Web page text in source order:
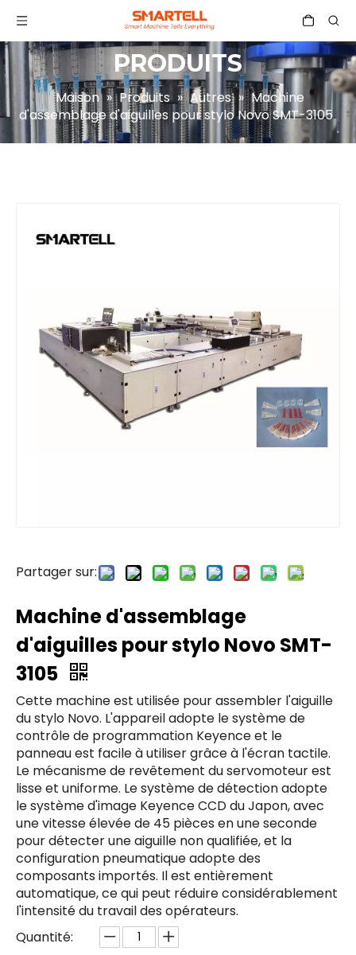
PRODUITS
Maison » Produits » Autres » Machine
d'assemblage d'aiguilles pour stylo Novo SMT-3105
Partager sur:
Machine d'assemblage
d'aiguilles pour stylo Novo SMT-
3105
Cette machine est utilisée pour assembler l'aiguille
du stylo Novo. L'appareil adopte le système de
contrôle de programmation Keyence et le
panneau est facile à utiliser grâce à l'écran tactile.
Le mécanisme de revêtement du servomoteur est
lisse et uniforme. Le système de détection adopte
le système d'image Keyence CCD du Japon, avec
une vitesse élevée de 45 pièces en une seconde
pour détecter une aiguille non qualifiée, et la
configuration pneumatique adopte des
composants importés. Il est entièrement
automatique, ce qui peut réduire considérablement
l'intensité du travail des opérateurs.
Quantité: